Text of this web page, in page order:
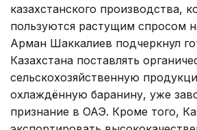
казахстанского производства,
пользуются растущим спросом
Арман Шаккалиев подчеркнул
Казахстана поставлять
сельскохозяйственную
охлаждённую баранину, уже
признание в ОАЭ. Кроме того,